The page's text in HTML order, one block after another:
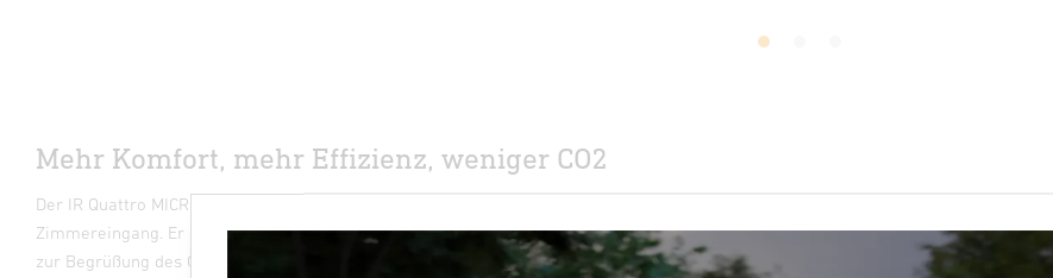
Mehr Komfort, mehr Effizienz, weniger CO2
Der IR Quattro MICRO Deckensensor übernimmt die Aufgabe des üblichen Schlüsselkartenhalters am
Zimmereingang. Er steuert das automatische Einschalten ausgewählter Leuchten als Teil einer Begrüßungsszene
zur Begrüßung des Gastes. Der unter der Zimmerdecke installierte True Presence® Multisensor KNX erkennt